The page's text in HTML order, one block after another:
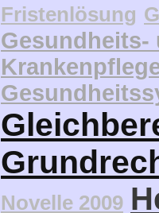
Fristenlösung
Gesundheits-
Novelle 2009